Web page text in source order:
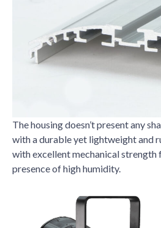
The housing doesn’t present any
with a durable yet lightweight and
with excellent mechanical strength
presence of high humidity.